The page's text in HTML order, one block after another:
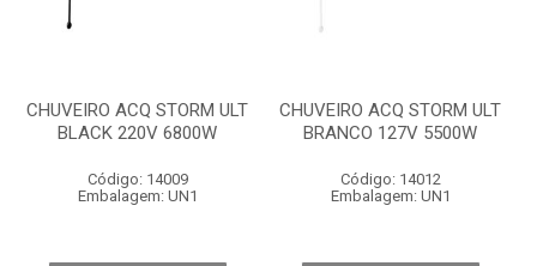
CHUVEIRO ACQ STORM ULT
BLACK 220V 6800W
Código: 14009
Embalagem: UN1
CHUVEIRO ACQ STORM ULT
BRANCO 127V 5500W
Código: 14012
Embalagem: UN1